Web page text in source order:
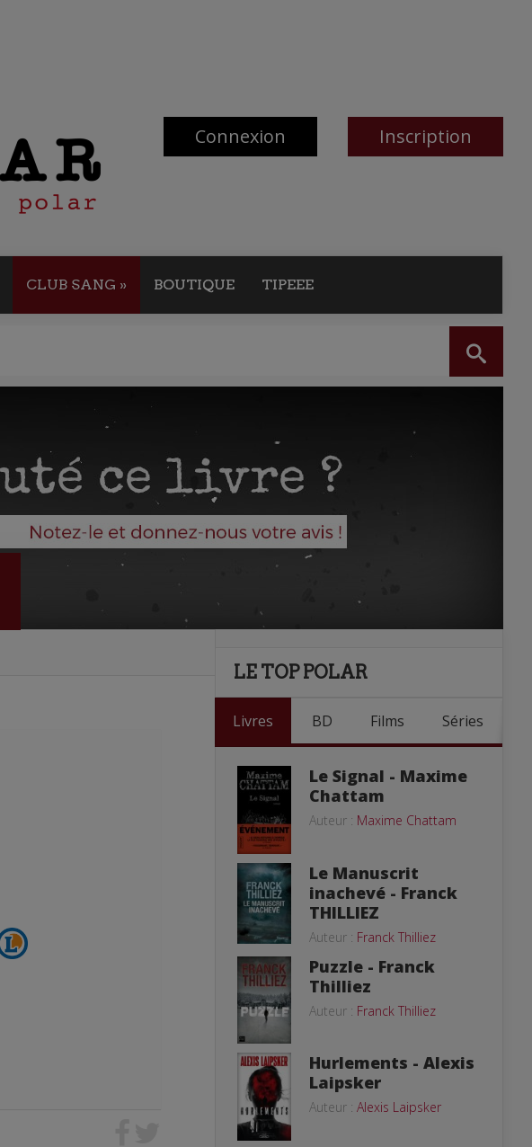
Connexion Inscription
CLUB SANG » BOUTIQUE TIPEEE
LE TOP POLAR
Livres BD Films Séries
Le Signal - Maxime
Chattam
Auteur : Maxime Chattam
Le Manuscrit
inachevé - Franck
THILLIEZ
Auteur : Franck Thilliez
Puzzle - Franck
Thilliez
Auteur : Franck Thilliez
Hurlements - Alexis
Laipsker
Auteur : Alexis Laipsker